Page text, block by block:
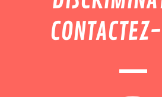
—